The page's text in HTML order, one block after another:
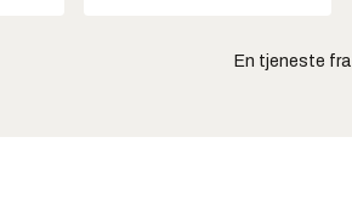
En tjeneste fra